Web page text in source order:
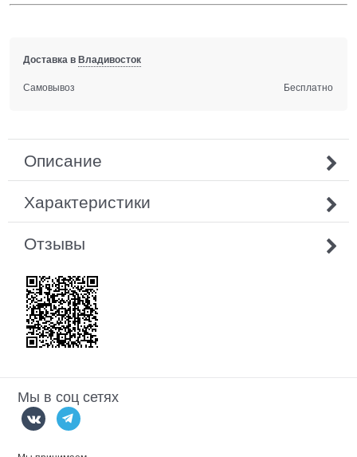
Доставка вВладивосток
Самовывоз Бесплатно
Описание
Характеристики
Отзывы
Мы в соц сетях